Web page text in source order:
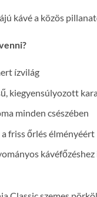
kávé a közös
ízvilág
kiegyensúlyozott
minden csészében
a friss őrlés élményéért
kávéfőzéshez